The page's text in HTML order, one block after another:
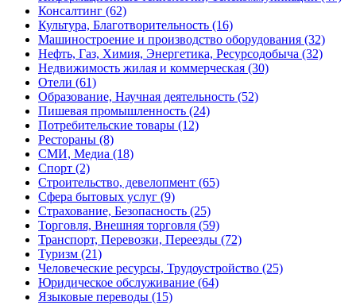
Консалтинг (62)
Культура, Благотворительность (16)
Машиностроение и производство оборудования (32)
Нефть, Газ, Химия, Энергетика, Ресурсодобыча (32)
Недвижимость жилая и коммерческая (30)
Отели (61)
Образование, Научная деятельность (52)
Пишевая промышленность (24)
Потребительские товары (12)
Рестораны (8)
СМИ, Медиа (18)
Спорт (2)
Строительство, девелопмент (65)
Сфера бытовых услуг (9)
Страхование, Безопасность (25)
Торговля, Внешняя торговля (59)
Транспорт, Перевозки, Переезды (72)
Туризм (21)
Человеческие ресурсы, Трудоустройство (25)
Юридическое обслуживание (64)
Языковые переводы (15)